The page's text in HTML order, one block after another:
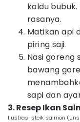
kaldu
rasanya.
Matikan api
piring saji.
Nasi goreng
bawang
sapi dan
3. Resep Ikan
Ilustrasi steik salmon